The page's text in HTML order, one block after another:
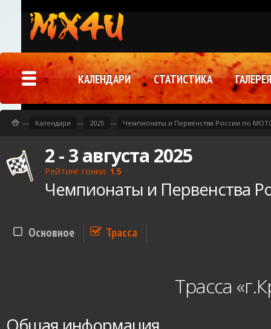
2 - 3 августа 2025
Рейтинг гонки: 1.5
Чемпионаты и Первенства
Основное Трасса
Трасса
— Календари — 2025 — Чемпионаты и Первенства России по
КАЛЕНДАРИ СТАТИСТИКА ГАЛЕРЕЯ